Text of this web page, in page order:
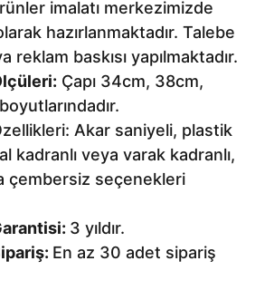
imalatı merkezimizde
hazırlanmaktadır. Talebe
reklam baskısı yapılmaktadır.
Çapı 34cm, 38cm,
Akar saniyeli, plastik
kadranlı veya varak kadranlı,
çembersiz seçenekleri
3 yıldır.
En az 30 adet sipariş